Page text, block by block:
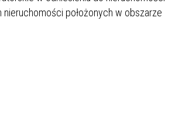
położonych w obszarze